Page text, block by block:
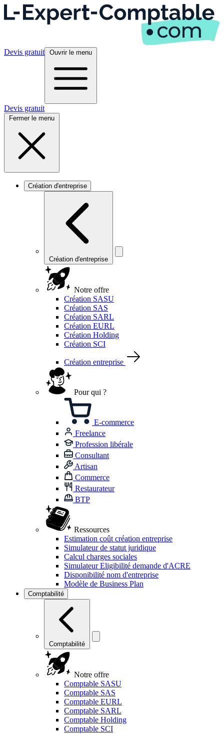
Devis gratuit Ouvrir le menu
Devis gratuit
Fermer le menu
Création d'entreprise
Création d'entreprise
Notre offre
Création SASU
Création SAS
Création SARL
Création EURL
Création Holding
Création SCI
Création entreprise
Pour qui ?
E-commerce
Freelance
Profession libérale
Consultant
Artisan
Commerce
Restaurateur
BTP
Ressources
Estimation coût création entreprise
Simulateur de statut juridique
Calcul charges sociales
Simulateur Eligibilité demande d'ACRE
Disponibilité nom d'entreprise
Modèle de Business Plan
Comptabilité
Comptabilité
Notre offre
Comptable SASU
Comptable SAS
Comptable EURL
Comptable SARL
Comptable Holding
Comptable SCI